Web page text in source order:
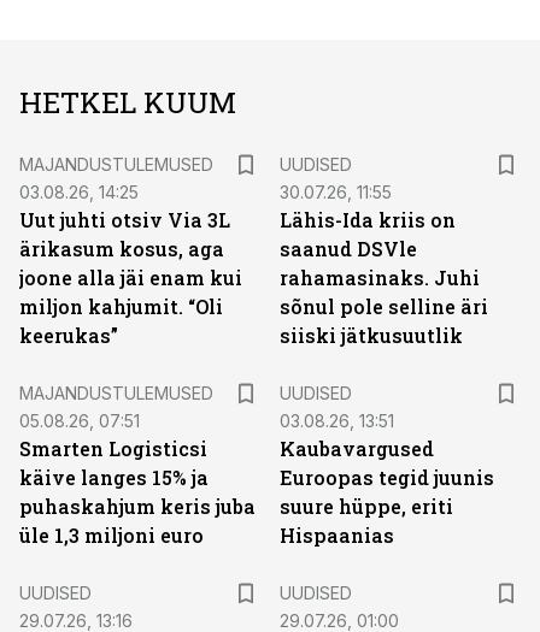
HETKEL KUUM
MAJANDUSTULEMUSED
03.08.26, 14:25
Uut juhti otsiv Via 3L
ärikasum kosus, aga
joone alla jäi enam kui
miljon kahjumit. “Oli
keerukas”
UUDISED
30.07.26, 11:55
Lähis-Ida kriis on
saanud DSVle
rahamasinaks. Juhi
sõnul pole selline äri
siiski jätkusuutlik
MAJANDUSTULEMUSED
05.08.26, 07:51
Smarten Logisticsi
käive langes 15% ja
puhaskahjum keris juba
üle 1,3 miljoni euro
UUDISED
03.08.26, 13:51
Kaubavargused
Euroopas tegid juunis
suure hüppe, eriti
Hispaanias
UUDISED
29.07.26, 13:16
UUDISED
29.07.26, 01:00